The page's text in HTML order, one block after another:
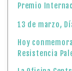
Premio
13 de marzo,
Hoy
Resistencia